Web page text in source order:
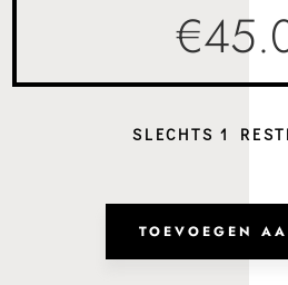
€
SLECHTS 1
TOEVOEGEN